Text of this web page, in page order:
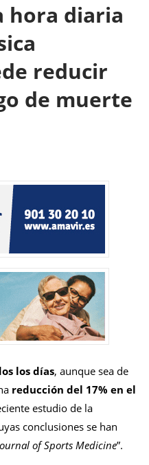
hora diaria
reducir
de muerte
los días, aunque sea de
reducción del 17% en el
estudio de la
conclusiones se han
of Sports Medicine”.